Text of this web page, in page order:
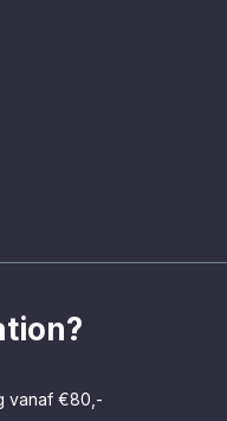
vanaf €80,-